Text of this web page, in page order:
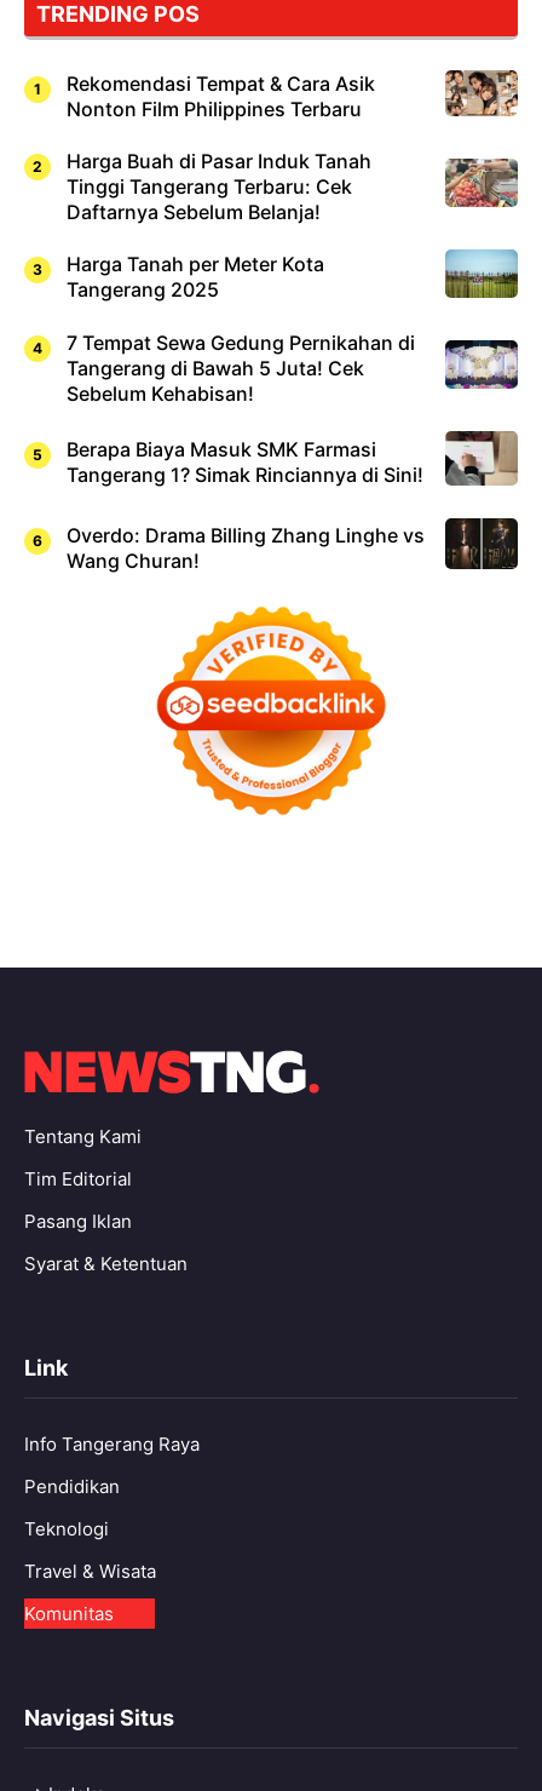
TRENDING POS
Rekomendasi Tempat & Cara Asik
Nonton Film Philippines Terbaru
Harga Buah di Pasar Induk Tanah
Tinggi Tangerang Terbaru: Cek
Daftarnya Sebelum Belanja!
Harga Tanah per Meter Kota
Tangerang 2025
7 Tempat Sewa Gedung Pernikahan di
Tangerang di Bawah 5 Juta! Cek
Sebelum Kehabisan!
Berapa Biaya Masuk SMK Farmasi
Tangerang 1? Simak Rinciannya di Sini!
Overdo: Drama Billing Zhang Linghe vs
Wang Churan!
Tentang Kami
Tim Editorial
Pasang Iklan
Syarat & Ketentuan
Link
Info Tangerang Raya
Pendidikan
Teknologi
Travel & Wisata
Komunitas
Navigasi Situs